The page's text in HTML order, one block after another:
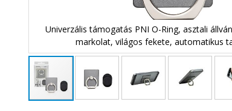
Univerzális támogatás PNI O-Ring, asztali
markolat, világos fekete, automatikus